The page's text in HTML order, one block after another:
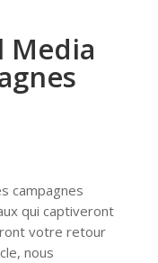
Media
campagnes
qui captiveront
votre retour
nous